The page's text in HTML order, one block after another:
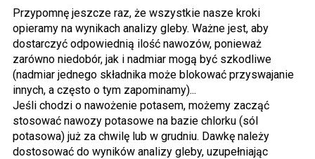
Przypomnę jeszcze raz, że wszystkie nasze kroki
opieramy na wynikach analizy gleby. Ważne jest, aby
dostarczyć odpowiednią ilość nawozów, ponieważ
zarówno niedobór, jak i nadmiar mogą być szkodliwe
(nadmiar jednego składnika może blokować przyswajanie
innych, a często o tym zapominamy)...
Jeśli chodzi o nawożenie potasem, możemy zacząć
stosować nawozy potasowe na bazie chlorku (sól
potasowa) już za chwilę lub w grudniu. Dawkę należy
dostosować do wyników analizy gleby, uzupełniając